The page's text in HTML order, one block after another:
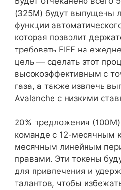
(325M) будут выпущены
функции
которая позволит
требовать FIEF на
цель — сделать этот
высокоэффективным с
газа, а также извлечь
Avalanche с низкими
20% предложения
команде с 12-месячным
месячным линейным
правами. Эти токены
для привлечения и
талантов, чтобы